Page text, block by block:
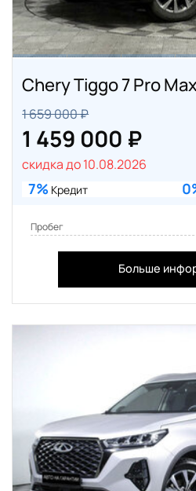
Chery Tiggo 7 Pro
1 659 000 ₽
1 459 000 ₽
скидка до 10.08.2026
7% Кредит
Пробег
Больше